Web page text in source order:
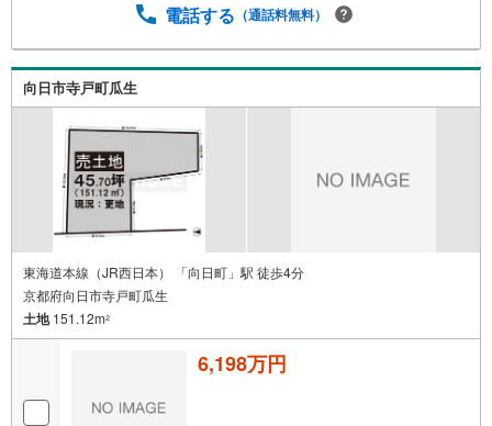
電話する （通話料無料）
向日市寺戸町瓜生
東海道本線（JR西日本） 「向日町」駅 徒歩4分
京都府向日市寺戸町瓜生
土地151.12m2
6,198万円